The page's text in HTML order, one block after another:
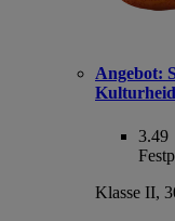
Angebot:
3.49
Klasse II,